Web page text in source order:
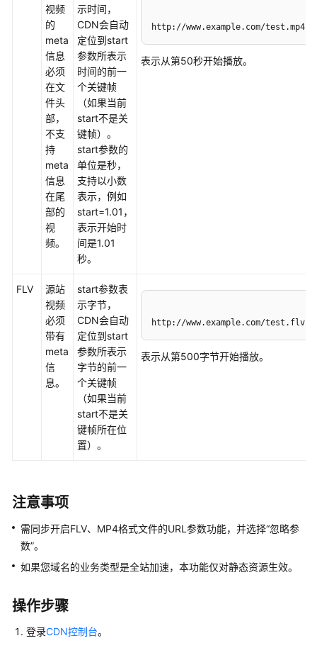
创
建
用
户
并
授
权
使
用
CDN
开
通
CDN
服
管
理
加
速
域
名
置
域
配
述
OBS
视频
的
meta
信息
必须
在文
件头
部，
不支
持
meta
信息
在尾
部的
视
频。
示时间，
CDN会自动
定位到start
参数所表示
时间的前一
个关键帧
（如果当前
start不是关
键帧）。
start参数的
单位是秒，
支持以小数
表示，例如
start=1.01，
表示开始时
间是1.01
秒。
http://www.example.com/
表示从第50秒开始播放。
FLV
源站
视频
必须
带有
meta
信
息。
start参数表
示字节，
CDN会自动
定位到start
参数所表示
字节的前一
个关键帧
（如果当前
start不是关
键帧所在位
置）。
http://www.example.com/
表示从第500字节开始播放。
注意事项
需同步开启FLV、MP4格式文件的URL参数功能，并选择“忽略参
数”。
如果您域名的业务类型是全站加速，本功能仅对静态资源生效。
操作步骤
登录CDN控制台。